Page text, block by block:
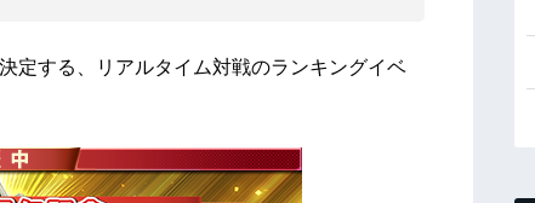
定する、リアルタイム対戦のランキングイベ